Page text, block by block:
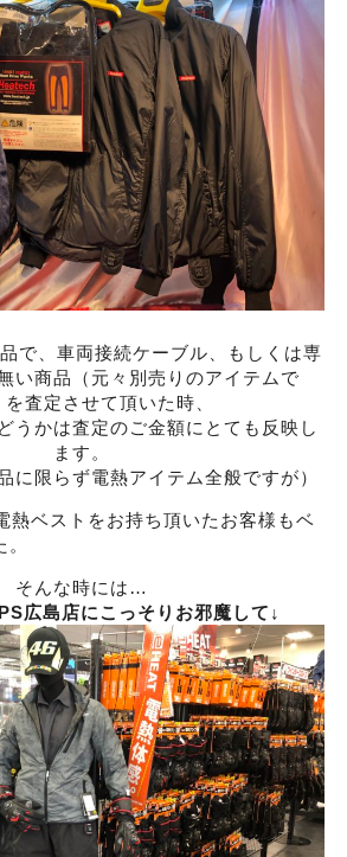
で、車両接続ケーブル、もしくは専
い商品（元々別売りのアイテムで
査定させて頂いた時、
うかは査定のご金額にとても反映し
ます。
に限らず電熱アイテム全般ですが）
熱ベストをお持ち頂いたお客様もベ
そんな時には…
広島店にこっそりお邪魔して↓